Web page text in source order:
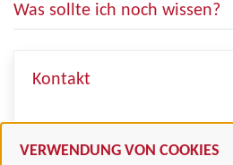
VERWENDUNG VON COOKIES
Was sollte ich noch wissen?
Kontakt
Fachdienst Finanzwesen und
Kommunalaufsicht